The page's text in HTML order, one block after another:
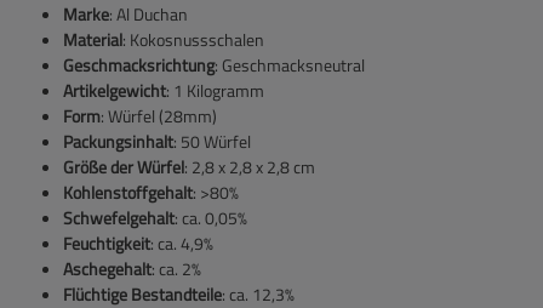
Marke: Al Duchan
Material: Kokosnussschalen
Geschmacksrichtung: Geschmacksneutral
Artikelgewicht: 1 Kilogramm
Form: Würfel (28mm)
Packungsinhalt: 50 Würfel
Größe der Würfel: 2,8 x 2,8 x 2,8 cm
Kohlenstoffgehalt: >80%
Schwefelgehalt: ca. 0,05%
Feuchtigkeit: ca. 4,9%
Aschegehalt: ca. 2%
Flüchtige Bestandteile: ca. 12,3%